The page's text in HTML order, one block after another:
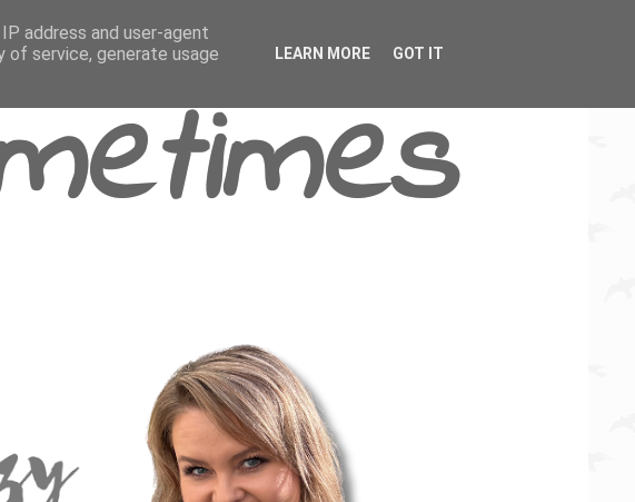
address and user-agent
of service, generate usage
LEARN MORE GOT IT